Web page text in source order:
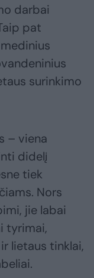
darbai
pat
surinkimo
– viena
didelį
tiek
Nors
jie labai
tyrimai,
lietaus tinklai,